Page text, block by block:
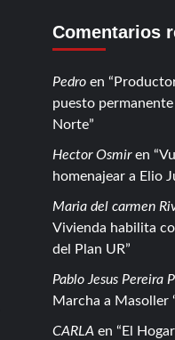
Comentarios
Pedroen
puesto
Norte
Hector Osmiren
homenajear a Elio
Maria del carmen
Vivienda habilita
del Plan UR
Pablo Jesus Pereira
Marcha a Masoller
CARLA en El